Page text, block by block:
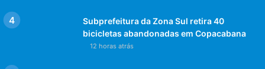
Subprefeitura da Zona Sul retira 40
bicicletas abandonadas em Copacabana
12 horas atrás